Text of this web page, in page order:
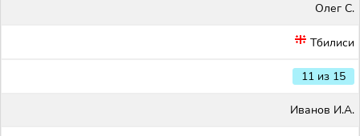
Олег С.
Тбилиси
11 из 15
Иванов И.А.